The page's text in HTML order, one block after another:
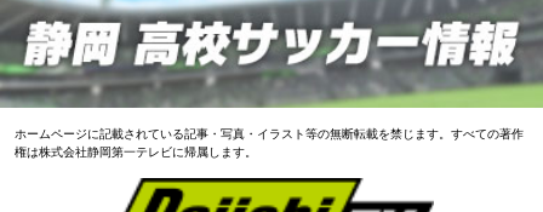
ホームページに記載されている記事・写真・イラスト等の無断転載を禁じます。すべての著作
権は株式会社静岡第一テレビに帰属します。